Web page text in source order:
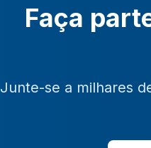
Faça
Junte-se a milhares